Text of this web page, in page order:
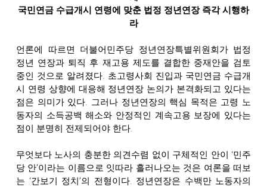
국민연금 수급개시 연령에 맞춘 법정 정년연장 즉각 시행하
라
언론에 따르면 더불어민주당 정년연장특별위원회가 법정
정년 연장과 퇴직 후 재고용 제도를 결합한 중재안을 검토
중인 것으로 알려졌다. 초고령사회 진입과 국민연금 수급개
시 연령 상향에 대응해 정년연장 논의가 본격화되고 있다는
점은 의미가 있다. 그러나 정년연장의 핵심 목적은 고령 노
동자의 소득공백 해소와 안정적인 계속고용 보장에 있다는
점이 분명히 전제되어야 한다.
무엇보다 노사의 충분한 의견수렴 없이 구체적인 안이 ‘민주
당 안’이라는 이름으로 잇따라 흘러나오는 것은 여론을 떠보
는 ‘간보기 정치’의 전형이다. 정년연장은 수백만 노동자의